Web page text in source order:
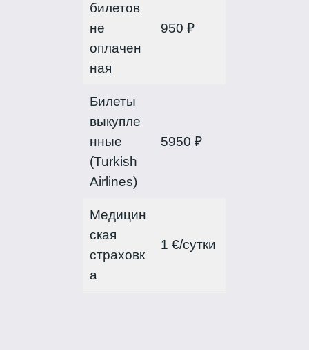
билетов
не
оплачен
ная
950 ₽
Билеты
выкупле
нные
(Turkish
Airlines)
5950 ₽
Медицин
ская
страховк
а
1 €/сутки